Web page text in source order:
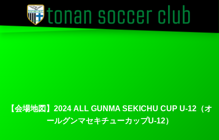
【会場地図】2024 ALL GUNMA SEKICHU CUP U-12（オ
ールグンマセキチューカップU-12）